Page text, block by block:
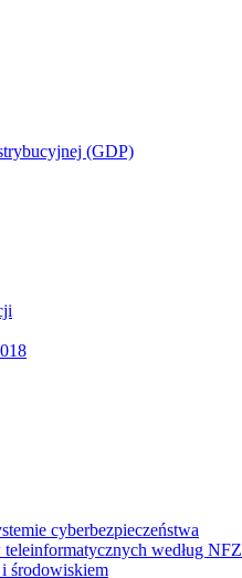
(GDP)
cyberbezpieczeństwa
według NFZ
środowiskiem